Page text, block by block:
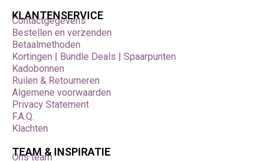
KLANTENSERVICE
Contactgegevens
Bestellen en verzenden
Betaalmethoden
Kortingen | Bundle Deals | Spaarpunten
Kadobonnen
Ruilen & Retourneren
Algemene voorwaarden
Privacy Statement
F.A.Q.
Klachten
TEAM & INSPIRATIE
Ons team